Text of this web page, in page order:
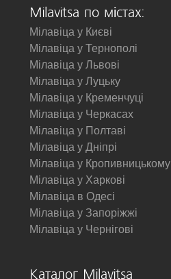
Milavitsa по містах:
Мілавіца у Києві
Мілавіца у Тернополі
Мілавіца у Львові
Мілавіца у Луцьку
Мілавіца у Кременчуці
Мілавіца у Черкасах
Мілавіца у Полтаві
Мілавіца у Дніпрі
Мілавіца у Кропивницькому
Мілавіца у Харкові
Мілавіца в Одесі
Мілавіца у Запоріжжі
Мілавіца у Чернігові
Каталог Milavitsa